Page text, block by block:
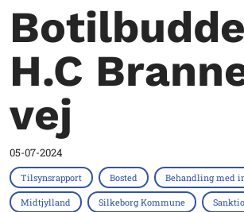
H.C
vej
05-07-2024
Tilsynsrapport Bosted Behandling med
Midtjylland Silkeborg Kommune